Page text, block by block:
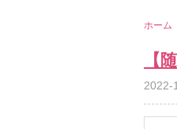
ホーム
【
2022-